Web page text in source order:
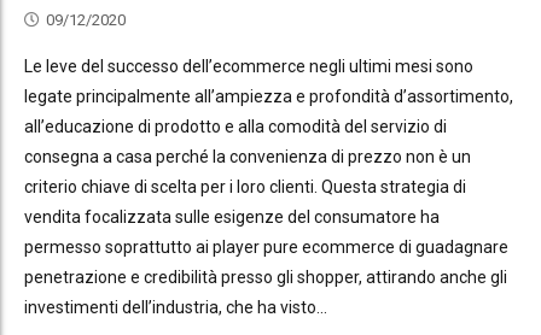
09/12/2020
Le leve del successo dell’ecommerce negli ultimi mesi sono
legate principalmente all’ampiezza e profondità d’assortimento,
all’educazione di prodotto e alla comodità del servizio di
consegna a casa perché la convenienza di prezzo non è un
criterio chiave di scelta per i loro clienti. Questa strategia di
vendita focalizzata sulle esigenze del consumatore ha
permesso soprattutto ai player pure ecommerce di guadagnare
penetrazione e credibilità presso gli shopper, attirando anche gli
investimenti dell’industria, che ha visto...